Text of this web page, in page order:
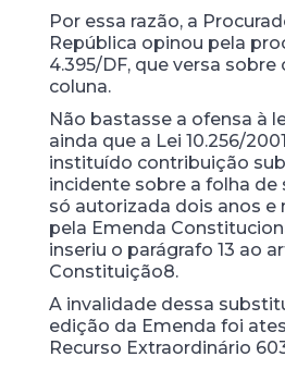
Por essa razão, a
República opinou pela
4.395/DF, que versa
coluna.
Não bastasse a ofensa à
ainda que a Lei 10.256/
instituído contribuição
incidente sobre a folha de
só autorizada dois anos e
pela Emenda
inseriu o parágrafo 13 ao
Constituição8.
A invalidade dessa
edição da Emenda foi
Recurso Extraordinário